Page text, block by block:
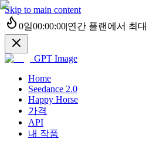
Skip to main content
0일00:00:00|연간 플랜에서 최대
GPT Image
Home
Seedance 2.0
Happy Horse
가격
API
내 작품